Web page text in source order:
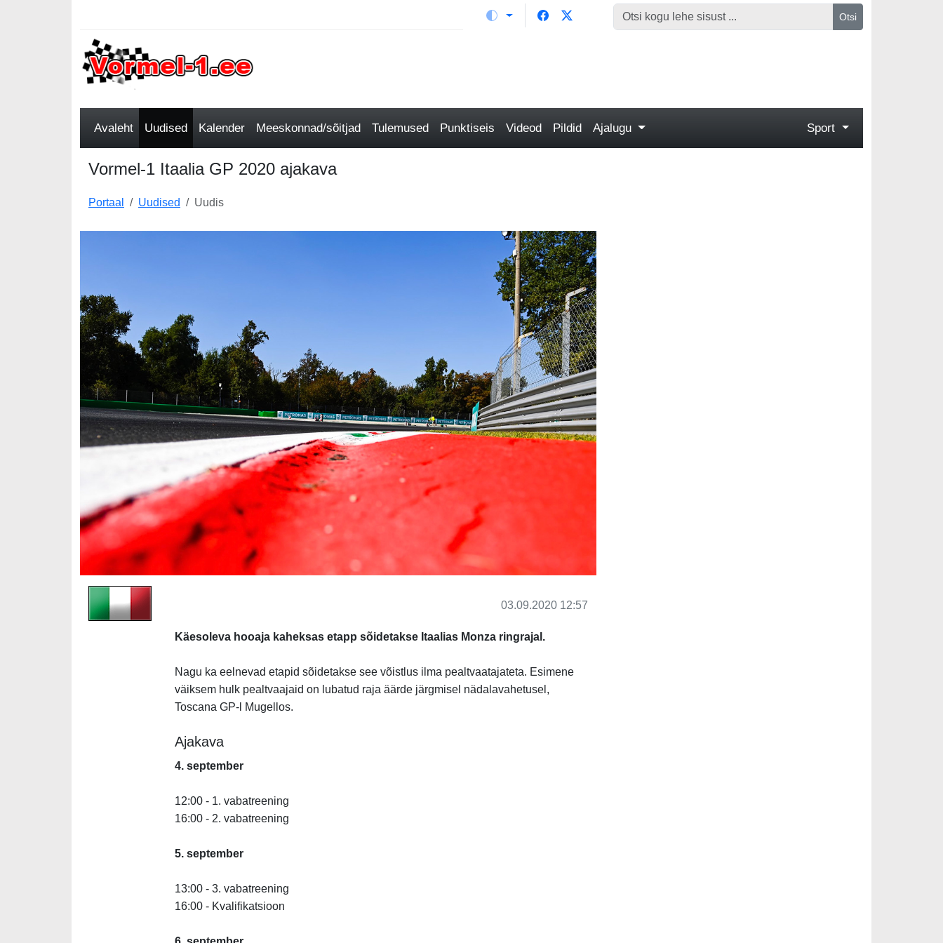
Otsi
Avaleht Uudised Kalender Meeskonnad/sõitjad Tulemused Punktiseis Videod Pildid Ajalugu Sport
Vormel-1 Itaalia GP 2020 ajakava
Portaal Uudised Uudis
03.09.2020 12:57
Käesoleva hooaja kaheksas etapp sõidetakse Itaalias Monza ringrajal.
Nagu ka eelnevad etapid sõidetakse see võistlus ilma pealtvaatajateta. Esimene
väiksem hulk pealtvaajaid on lubatud raja äärde järgmisel nädalavahetusel,
Toscana GP-l Mugellos.
Ajakava
4. september
12:00 - 1. vabatreening
16:00 - 2. vabatreening
5. september
13:00 - 3. vabatreening
16:00 - Kvalifikatsioon